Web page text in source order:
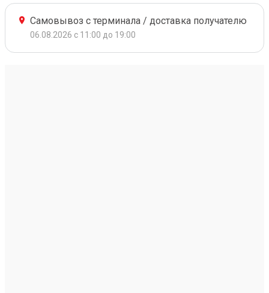
Самовывоз с терминала / доставка получателю
06.08.2026 с 11:00 до 19:00